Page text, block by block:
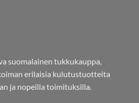
suomalainen tukkukauppa,
erilaisia kulutustuotteita
ja nopeilla toimituksilla.